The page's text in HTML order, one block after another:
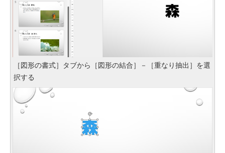
［図形の書式］タブから［図形の結合］－［重なり抽出］を選
択する